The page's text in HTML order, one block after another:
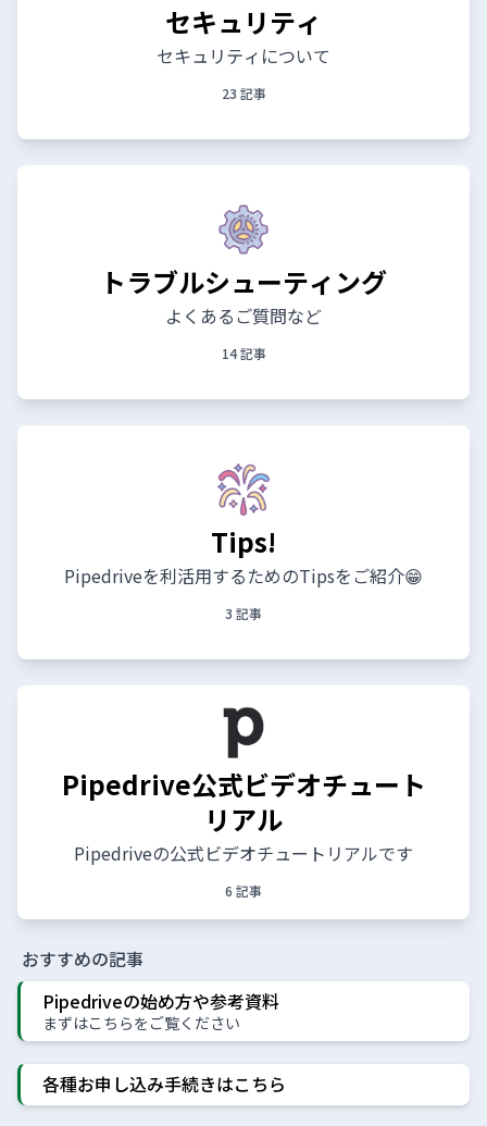
セキュリティ
セキュリティについて
23 記事
トラブルシューティング
よくあるご質問など
14 記事
Tips!
Pipedriveを利活用するためのTipsをご紹介😁
3 記事
Pipedrive公式ビデオチュート
リアル
Pipedriveの公式ビデオチュートリアルです
6 記事
おすすめの記事
Pipedriveの始め方や参考資料
まずはこちらをご覧ください
各種お申し込み手続きはこちら